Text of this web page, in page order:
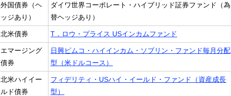
外国債券（ヘ
ッジあり）
ダイワ世界コーポレート・ハイブリッド証券ファンド（為
替ヘッジあり）
北米債券 T．ロウ・プライス USインカムファンド
エマージング
債券
日興ピムコ・ハイインカム・ソブリン・ファンド毎月分配
型（米ドルコース）
北米ハイイー
ルド債券
フィデリティ・USハイ・イールド・ファンド（資産成長
型）